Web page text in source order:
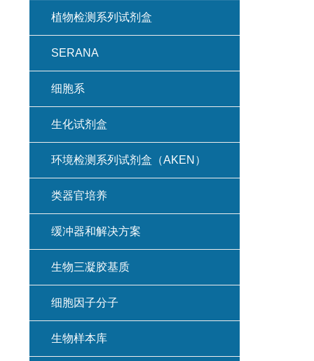
植物检测系列试剂盒
SERANA
细胞系
生化试剂盒
环境检测系列试剂盒（AKEN）
类器官培养
缓冲器和解决方案
生物三凝胶基质
细胞因子分子
生物样本库